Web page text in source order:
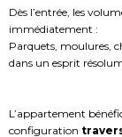
Dès l’entrée, les
immédiatement :
Parquets, moulures,
dans un esprit
L’appartement
configuration